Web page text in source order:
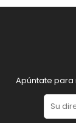
Apúntate para